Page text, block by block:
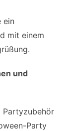
ein
mit einem
und
Partyzubehör
Party